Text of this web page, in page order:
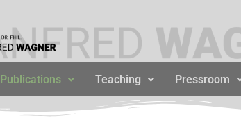
Publications Teaching Pressroom